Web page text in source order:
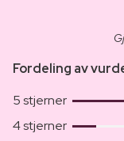
Fordeling av
5 stjerner
4 stjerner